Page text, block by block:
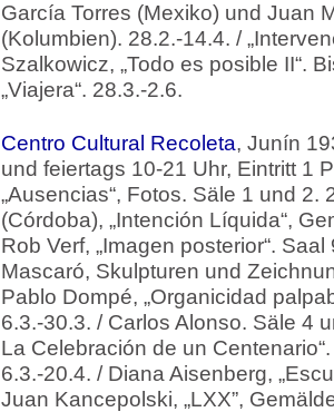
García Torres (Mexiko) und Juan
(Kolumbien). 28.2.-14.4. /
Szalkowicz, „Todo es posible II“.
„Viajera“. 28.3.-2.6.
Centro Cultural Recoleta, Junín
und feiertags 10-21 Uhr, Eintritt 1
„Ausencias“, Fotos. Säle 1 und 2.
(Córdoba), „Intención Líquida“,
Rob Verf, „Imagen posterior“.
Mascaró, Skulpturen und
Pablo Dompé, „Organicidad
6.3.-30.3. / Carlos Alonso. Säle 4
La Celebración de un
6.3.-20.4. / Diana Aisenberg,
Juan Kancepolski, „LXX”,